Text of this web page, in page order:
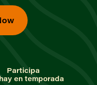
Participa
en temporada